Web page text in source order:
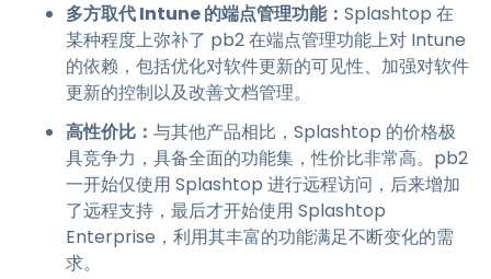
多方取代 Intune 的端点管理功能： Splashtop 在
某种程度上弥补了 pb2 在端点管理功能上对 Intune
的依赖，包括优化对软件更新的可见性、加强对软件
更新的控制以及改善文档管理。
高性价比： 与其他产品相比，Splashtop 的价格极
具竞争力，具备全面的功能集，性价比非常高。pb2
一开始仅使用 Splashtop 进行远程访问，后来增加
了远程支持，最后才开始使用 Splashtop
Enterprise，利用其丰富的功能满足不断变化的需
求。